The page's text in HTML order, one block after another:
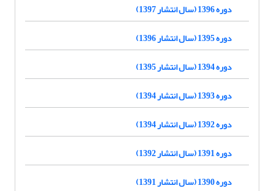
دوره 1396 (سال انتشار 1397)
دوره 1395 (سال انتشار 1396)
دوره 1394 (سال انتشار 1395)
دوره 1393 (سال انتشار 1394)
دوره 1392 (سال انتشار 1394)
دوره 1391 (سال انتشار 1392)
دوره 1390 (سال انتشار 1391)